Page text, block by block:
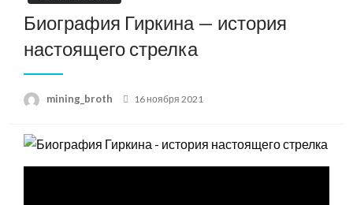
Биография Гиркина — история
настоящего стрелка
mining_broth
Posted
16 ноября 2021